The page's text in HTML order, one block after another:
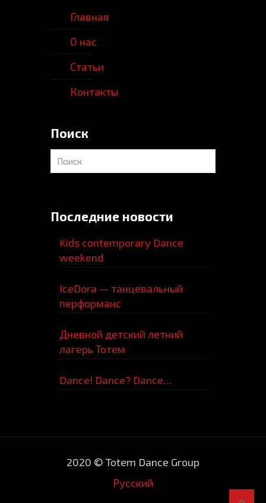
Главная
О нас
Статьи
Контакты
Поиск
Последние новости
Kids contemporary Dance
weekend
IceDora — танцевальный
перформанс
Дневной детский летний
лагерь Тотем
Dance! Dance? Dance…
2020 © Totem Dance Group
Русский